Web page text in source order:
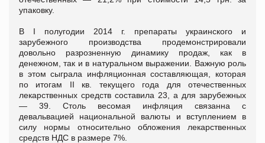
упаковку.
В I полугодии 2014 г. препараты украинского и
зарубежного производства продемонстрировали
довольно разрозненную динамику продаж, как в
денежном, так и в натуральном выражении. Важную роль
в этом сыграла инфляционная составляющая, которая
по итогам II кв. текущего года для отечественных
лекарственных средств составила 23, а для зарубежных
— 39. Столь весомая инфляция связанна с
девальвацией национальной валюты и вступлением в
силу нормы относительно обложения лекарственных
средств НДС в размере 7%.